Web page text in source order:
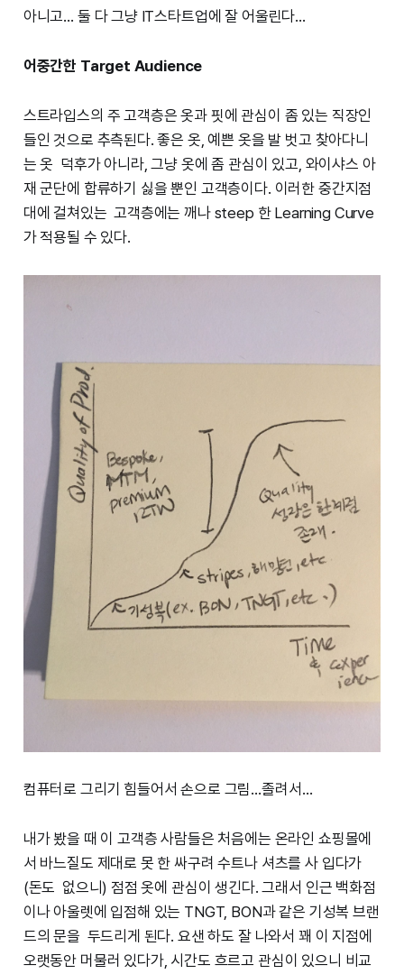
아니고… 둘 다 그냥 IT스타트업에 잘 어울린다…
어중간한 Target Audience
스트라입스의 주 고객층은 옷과 핏에 관심이 좀 있는 직장인
들인 것으로 추측된다. 좋은 옷, 예쁜 옷을 발 벗고 찾아다니
는 옷 덕후가 아니라, 그냥 옷에 좀 관심이 있고, 와이샤스 아
재 군단에 합류하기 싫을 뿐인 고객층이다. 이러한 중간지점
대에 걸쳐있는 고객층에는 깨나 steep 한 Learning Curve
가 적용될 수 있다.
컴퓨터로 그리기 힘들어서 손으로 그림…졸려서…
내가 봤을 때 이 고객층 사람들은 처음에는 온라인 쇼핑몰에
서 바느질도 제대로 못 한 싸구려 수트나 셔츠를 사 입다가
(돈도 없으니) 점점 옷에 관심이 생긴다. 그래서 인근 백화점
이나 아울렛에 입점해 있는 TNGT, BON과 같은 기성복 브랜
드의 문을 두드리게 된다. 요샌 하도 잘 나와서 꽤 이 지점에
오랫동안 머물러 있다가, 시간도 흐르고 관심이 있으니 비교